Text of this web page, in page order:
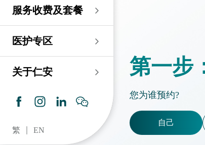
老人科
血液及血液肿瘤科
耳鼻喉科
儿科
心理卫生服务 / 精神科
伤口及造口专科护理服
药房​
术中心
内分泌及糖尿专科诊
仁安眼科中心
疗中心
仁安医院分科诊所
(荃湾)
服务收费及套餐
医护专区
护士网上培训系统
(CNE)
关于仁安
繁 EN
第一步
您为谁预约?
自己